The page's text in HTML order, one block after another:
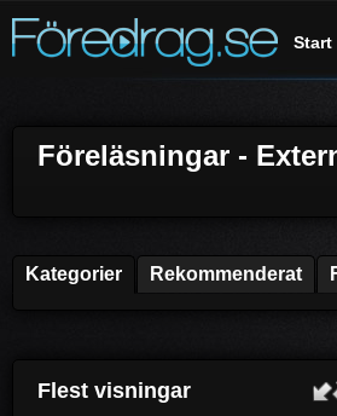
Start
Föreläsningar -
Kategorier Rekommenderat
Flest visningar